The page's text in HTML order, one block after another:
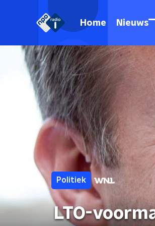
Home Nieuws
Politiek
LTO-